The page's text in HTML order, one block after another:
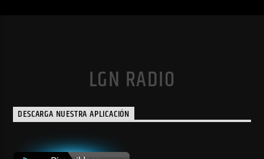
LGN RADIO
DESCARGA NUESTRA APLICACIÓN